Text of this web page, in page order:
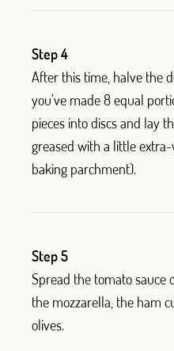
Step 4
After this time, halve the
you’ve made 8 equal
pieces into discs and lay
greased with a little
baking parchment).
Step 5
Spread the tomato sauce
the mozzarella, the ham
olives.